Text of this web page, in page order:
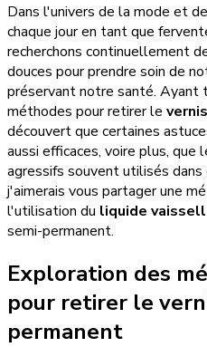
Dans l'univers de la mode et
chaque jour en tant que
recherchons continuellement
douces pour prendre soin de
préservant notre santé. Ayant
méthodes pour retirer le
découvert que certaines
aussi efficaces, voire plus, que
agressifs souvent utilisés dans
j'aimerais vous partager une
l'utilisation du liquide
semi-permanent.
Exploration des
pour retirer le
permanent